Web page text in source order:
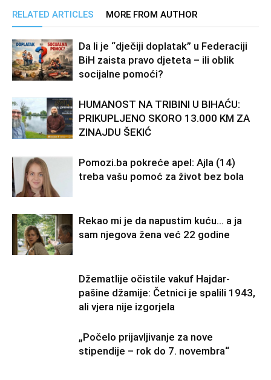
RELATED ARTICLES MORE FROM AUTHOR
Da li je “dječiji doplatak” u Federaciji
BiH zaista pravo djeteta – ili oblik
socijalne pomoći?
HUMANOST NA TRIBINI U BIHAĆU:
PRIKUPLJENO SKORO 13.000 KM ZA
ZINAJDU ŠEKIĆ
Pomozi.ba pokreće apel: Ajla (14)
treba vašu pomoć za život bez bola
Rekao mi je da napustim kuću… a ja
sam njegova žena već 22 godine
Džematlije očistile vakuf Hajdar-
pašine džamije: Četnici je spalili 1943,
ali vjera nije izgorjela
„Počelo prijavljivanje za nove
stipendije – rok do 7. novembra“